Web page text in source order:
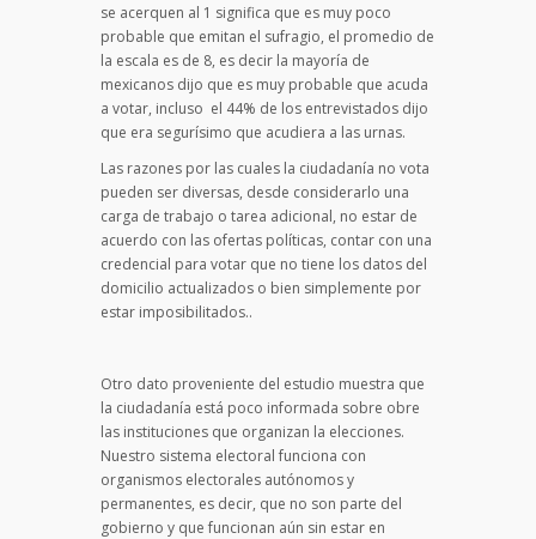
se acerquen al 1 significa que es muy poco
probable que emitan el sufragio, el promedio de
la escala es de 8, es decir la mayoría de
mexicanos dijo que es muy probable que acuda
a votar, incluso el 44% de los entrevistados dijo
que era segurísimo que acudiera a las urnas.
Las razones por las cuales la ciudadanía no vota
pueden ser diversas, desde considerarlo una
carga de trabajo o tarea adicional, no estar de
acuerdo con las ofertas políticas, contar con una
credencial para votar que no tiene los datos del
domicilio actualizados o bien simplemente por
estar imposibilitados..
Otro dato proveniente del estudio muestra que
la ciudadanía está poco informada sobre obre
las instituciones que organizan la elecciones.
Nuestro sistema electoral funciona con
organismos electorales autónomos y
permanentes, es decir, que no son parte del
gobierno y que funcionan aún sin estar en